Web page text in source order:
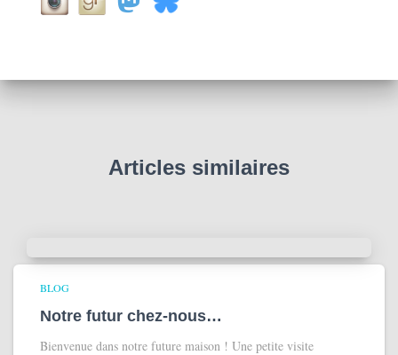
e
b
Articles similaires
BLOG
Notre futur chez-nous…
Bienvenue dans notre future maison ! Une petite visite